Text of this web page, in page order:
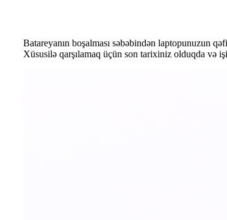
Batareyanın boşalması səbəbindən laptopunuzun
Xüsusilə qarşılamaq üçün son tarixiniz olduqda və